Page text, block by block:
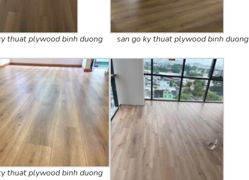
thuat plywood binh duong san go ky thuat plywood binh duong
thuat plywood binh duong